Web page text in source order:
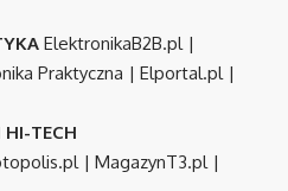
ElektronikaB2B.pl|
Praktyczna | Elportal.pl|
HI-TECH
| MagazynT3.pl|